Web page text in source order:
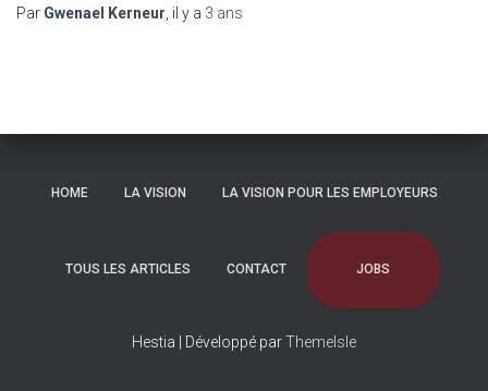
Par Gwenael Kerneur , il y a 3 ans
HOME LA VISION LA VISION POUR LES EMPLOYEURS
TOUS LES ARTICLES CONTACT JOBS
Hestia | Développé parThemeIsle